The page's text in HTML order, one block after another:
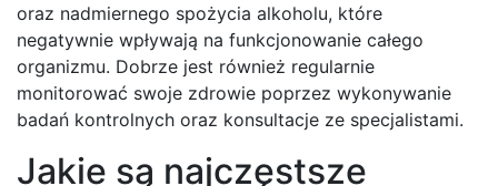
oraz nadmiernego spożycia alkoholu, które
negatywnie wpływają na funkcjonowanie całego
organizmu. Dobrze jest również regularnie
monitorować swoje zdrowie poprzez wykonywanie
badań kontrolnych oraz konsultacje ze specjalistami.
Jakie są najczęstsze